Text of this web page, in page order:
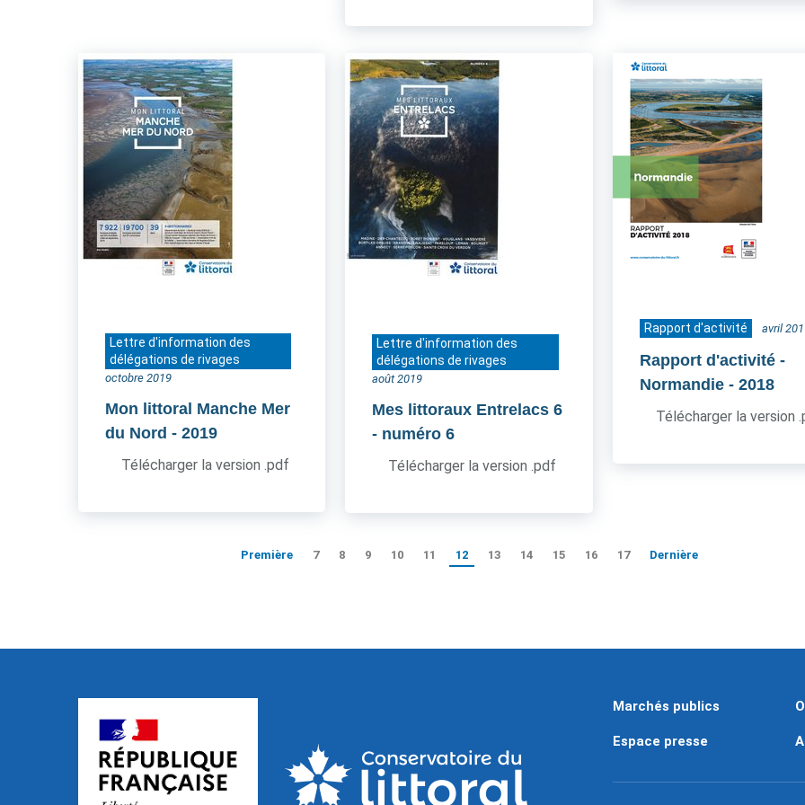
Lettre d'information des
délégations de rivages
octobre 2019
Mon littoral Manche Mer
du Nord - 2019
Télécharger la version .pdf
Lettre d'information des
délégations de rivages
août 2019
Mes littoraux Entrelacs 6
- numéro 6
Télécharger la version .pdf
Rapport d'activité avril
Rapport d'activité -
Normandie - 2018
Télécharger la version
Première 7 8 9 10 11 12 13 14 15 16 17 Dernière
Marchés publics
Espace presse